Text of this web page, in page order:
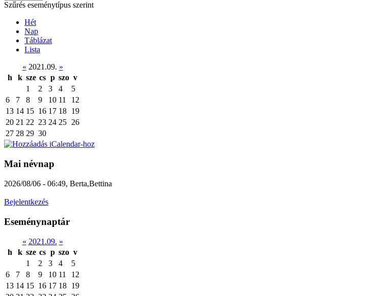
Szűrés eseménytípus szerint
Hét
Nap
Táblázat
Lista
« 2021.09. »
h
k sze cs p szo v
1
2 3 4
5
6
7 8 9 10 11
12
13 14 15 16 17 18 19
20 21 22 23 24 25 26
27 28 29 30
Mai névnap
2026/08/06 - 06:49, Berta,Bettina
Bejelentkezés
Eseménynaptár
« 2021.09. »
h
k sze cs p szo v
1
2 3 4
5
6
7 8 9 10 11
12
13 14 15 16 17 18 19